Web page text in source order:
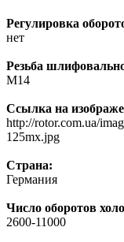
Регулировка
нет
Резьба
М14
Ссылка на
http://rotor.com.ua/
125mx.jpg
Страна:
Германия
Число оборотов
2600-11000